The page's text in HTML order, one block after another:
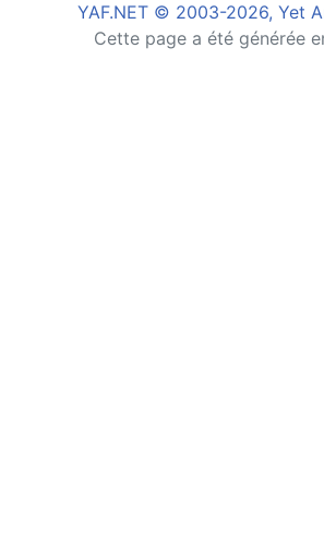
YAF.NET © 2003-2026, Yet
Cette page a été générée